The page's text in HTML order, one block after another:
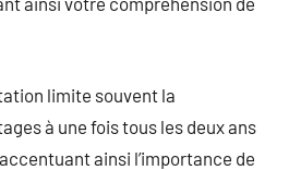
limite souvent la
à une fois tous les deux ans
ainsi l’importance de